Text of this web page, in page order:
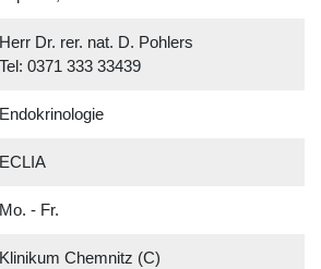
Herr Dr. rer. nat. D. Pohlers
Tel: 0371 333 33439
Endokrinologie
ECLIA
Mo. - Fr.
Klinikum Chemnitz (C)